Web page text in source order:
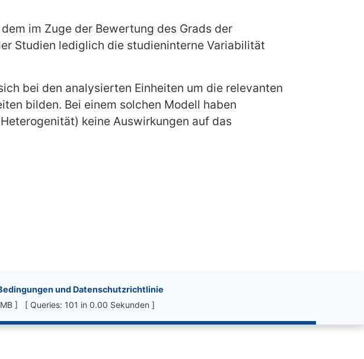
im Zuge der Bewertung des Grads der
Studien lediglich die studieninterne Variabilität
bei den analysierten Einheiten um die relevanten
bilden. Bei einem solchen Modell haben
keine Auswirkungen auf das
und Datenschutzrichtlinie
] [ Queries: 101 in 0.00 Sekunden ]